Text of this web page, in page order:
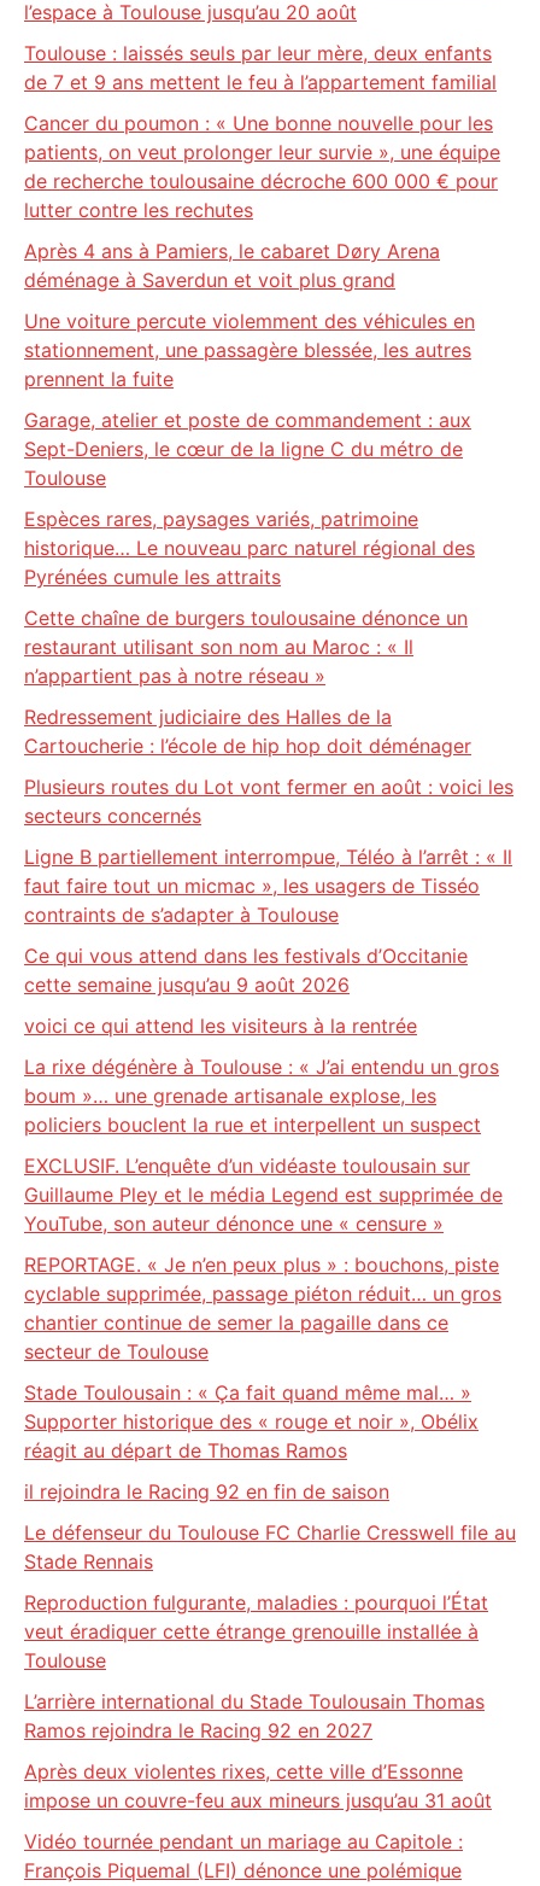
l’espace à Toulouse jusqu’au 20 août
Toulouse : laissés seuls par leur mère, deux enfants
de 7 et 9 ans mettent le feu à l’appartement familial
Cancer du poumon : « Une bonne nouvelle pour les
patients, on veut prolonger leur survie », une équipe
de recherche toulousaine décroche 600 000 € pour
lutter contre les rechutes
Après 4 ans à Pamiers, le cabaret Døry Arena
déménage à Saverdun et voit plus grand
Une voiture percute violemment des véhicules en
stationnement, une passagère blessée, les autres
prennent la fuite
Garage, atelier et poste de commandement : aux
Sept-Deniers, le cœur de la ligne C du métro de
Toulouse
Espèces rares, paysages variés, patrimoine
historique… Le nouveau parc naturel régional des
Pyrénées cumule les attraits
Cette chaîne de burgers toulousaine dénonce un
restaurant utilisant son nom au Maroc : « Il
n’appartient pas à notre réseau »
Redressement judiciaire des Halles de la
Cartoucherie : l’école de hip hop doit déménager
Plusieurs routes du Lot vont fermer en août : voici les
secteurs concernés
Ligne B partiellement interrompue, Téléo à l’arrêt : « Il
faut faire tout un micmac », les usagers de Tisséo
contraints de s’adapter à Toulouse
Ce qui vous attend dans les festivals d’Occitanie
cette semaine jusqu’au 9 août 2026
voici ce qui attend les visiteurs à la rentrée
La rixe dégénère à Toulouse : « J’ai entendu un gros
boum »… une grenade artisanale explose, les
policiers bouclent la rue et interpellent un suspect
EXCLUSIF. L’enquête d’un vidéaste toulousain sur
Guillaume Pley et le média Legend est supprimée de
YouTube, son auteur dénonce une « censure »
REPORTAGE. « Je n’en peux plus » : bouchons, piste
cyclable supprimée, passage piéton réduit… un gros
chantier continue de semer la pagaille dans ce
secteur de Toulouse
Stade Toulousain : « Ça fait quand même mal… »
Supporter historique des « rouge et noir », Obélix
réagit au départ de Thomas Ramos
il rejoindra le Racing 92 en fin de saison
Le défenseur du Toulouse FC Charlie Cresswell file au
Stade Rennais
Reproduction fulgurante, maladies : pourquoi l’État
veut éradiquer cette étrange grenouille installée à
Toulouse
L’arrière international du Stade Toulousain Thomas
Ramos rejoindra le Racing 92 en 2027
Après deux violentes rixes, cette ville d’Essonne
impose un couvre-feu aux mineurs jusqu’au 31 août
Vidéo tournée pendant un mariage au Capitole :
François Piquemal (LFI) dénonce une polémique